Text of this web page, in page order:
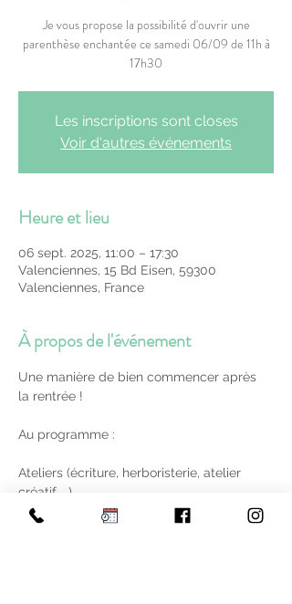
Je vous propose la possibilité d'ouvrir une
parenthèse enchantée ce samedi 06/09 de 11h à
17h30
Les inscriptions sont closes
Voir d'autres événements
Heure et lieu
06 sept. 2025, 11:00 – 17:30
Valenciennes, 15 Bd Eisen, 59300
Valenciennes, France
À propos de l'événement
Une manière de bien commencer après
la rentrée !
Au programme :
Ateliers (écriture, herboristerie, atelier
créatif ...)
Balades en nature